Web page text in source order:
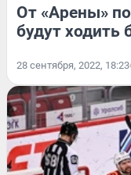
От «Арены»
будут ходить
28 сентября, 2022, 18:23